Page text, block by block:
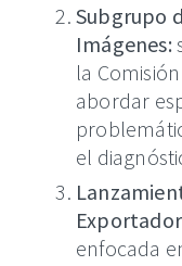
Subgrupo
Imágenes:
la
abordar
el
enfocada